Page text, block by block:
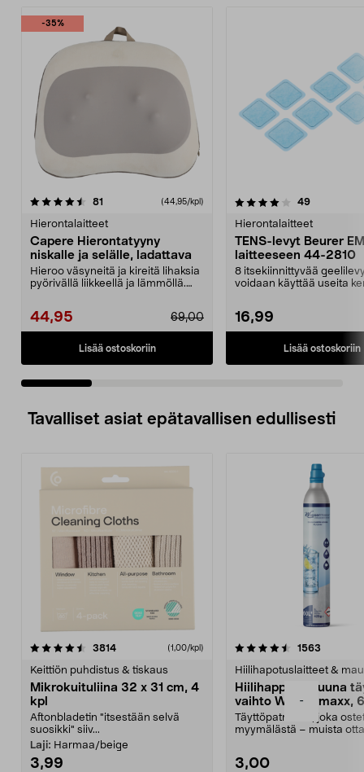
-
-35%
81 (44,95/kpl)
Hierontalaitteet
Capere Hierontatyyny
niskalle ja selälle, ladattava
Hieroo väsyneitä ja kireitä lihaksia
pyörivällä liikkeellä ja lämmöllä.
44,95 69,00
Lisää ostoskoriin
4.0 viidestä
49arvostelut
Hierontalaitteet
TENS-levyt Beurer
laitteeseen 44-2810
8 itsekiinnittyvää
voidaan käyttää useita
16,99
Lisää ostoskoriin
4.5 viidestä
Tavalliset asiat epätavallisen edullisesti
3814arvostelut (1,00/kpl)
Keittiön puhdistus & tiskaus
Mikrokuituliina 32 x 31 cm, 4
kpl
Aftonbladetin "itsestään selvä
suosikki" siiv...
Laji: Harmaa/beige
3,99
4.5viidestä
1563
Hiilihapotuslaitteet &
Hiilihappopatruuna
vaihto Wassermaxx,
Täyttöpatruuna, joka
myymälästä – muista
3,00
4.5viidestä